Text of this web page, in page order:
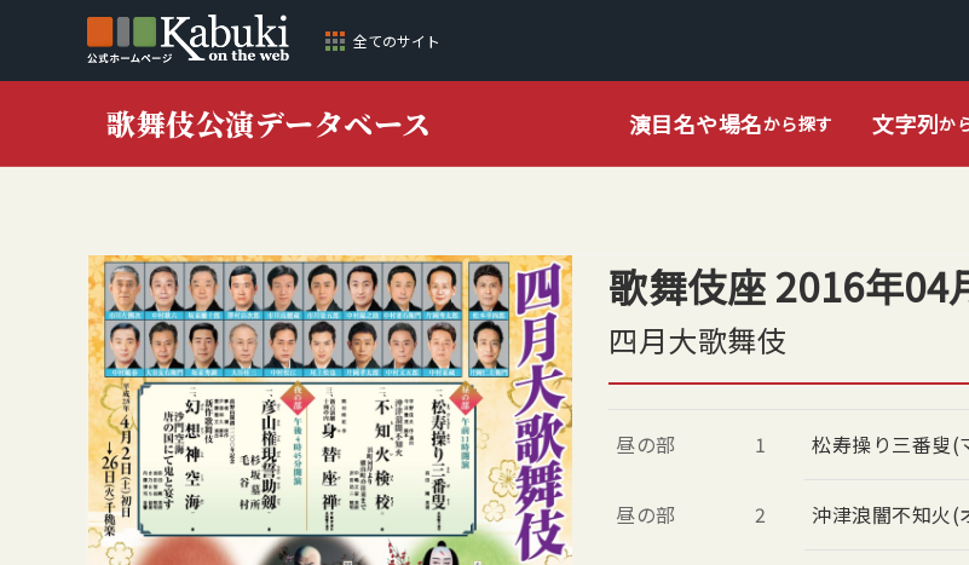
全てのサイト
歌舞伎公演データベース 演目名や場名から探す 文字列か
歌舞伎座 2016年04
四月大歌舞伎
昼の部 1 松寿操り三番叟(
昼の部 2 沖津浪闇不知火(